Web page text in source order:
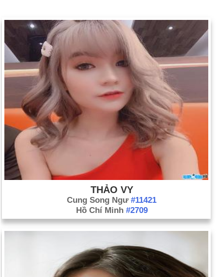
THẢO VY
Cung Song Ngư #11421
Hồ Chí Minh #2709